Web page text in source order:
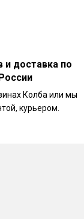
и доставка по
Колба или мы
курьером.